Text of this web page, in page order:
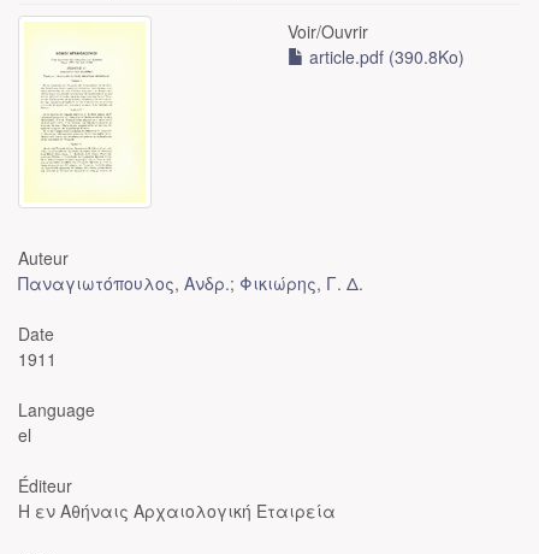
Voir/Ouvrir
article.pdf (390.8Ko)
Auteur
Παναγιωτόπουλος, Ανδρ.; Φικιώρης, Γ. Δ.
Date
1911
Language
el
Éditeur
Η εν Αθήναις Αρχαιολογική Εταιρεία